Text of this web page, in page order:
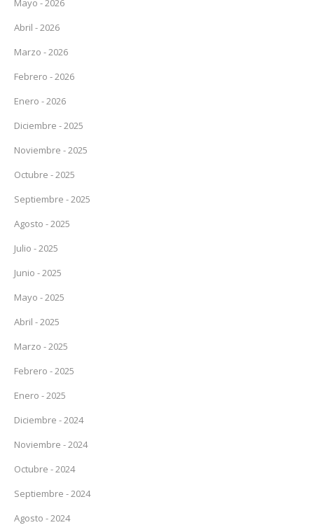
Mayo - 2026
Abril - 2026
Marzo - 2026
Febrero - 2026
Enero - 2026
Diciembre - 2025
Noviembre - 2025
Octubre - 2025
Septiembre - 2025
Agosto - 2025
Julio - 2025
Junio - 2025
Mayo - 2025
Abril - 2025
Marzo - 2025
Febrero - 2025
Enero - 2025
Diciembre - 2024
Noviembre - 2024
Octubre - 2024
Septiembre - 2024
Agosto - 2024